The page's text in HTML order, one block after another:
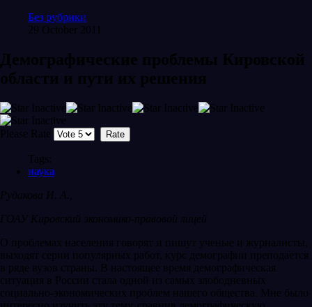
Без рубрики
29 October 2011
Демографические проблемы Кировской
области и пути их решения
Please Rate
Tags:
наука
Рудакова И. А.,
ГОАУ Кировский экономико-правовой лицей
О проблемах населения говорят и пишут ученые и журналисты,
выходят серии популярных работ, курс демографии преподается
в ряде вузов страны. В настоящее время демографическая
ситуация в России стала одной из самых злободневных
социально-экономических проблем нашего общества. Мне было